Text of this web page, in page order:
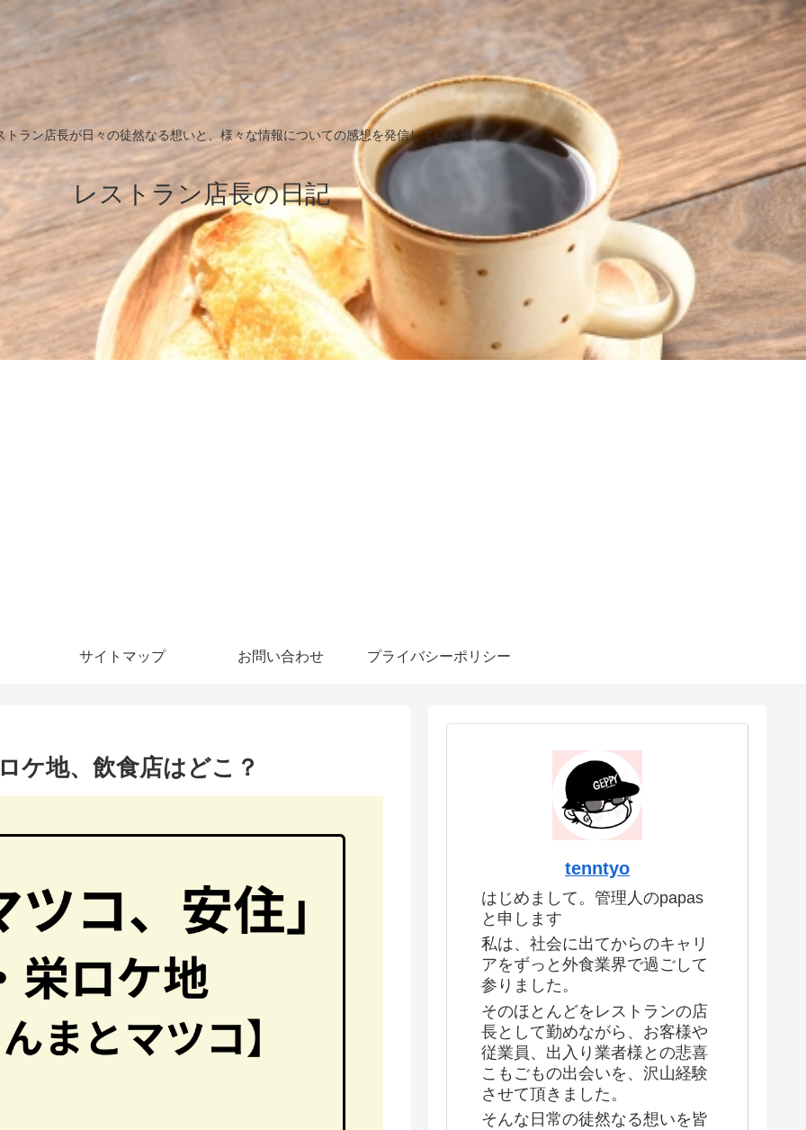
トラン店長が日々の徒然なる想いと、様々な情報についての感想を発信していきます
レストラン店長の日記
サイトマップ お問い合わせ プライバシーポリシー
ケ地、飲食店はどこ？
tenntyo
はじめまして。管理人のpapas
と申します
私は、社会に出てからのキャリ
アをずっと外食業界で過ごして
参りました。
そのほとんどをレストランの店
長として勤めながら、お客様や
従業員、出入り業者様との悲喜
こもごもの出会いを、沢山経験
させて頂きました。
そんな日常の徒然なる想いを皆